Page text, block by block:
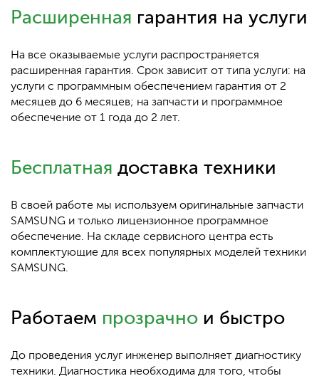
Расширенная гарантия на услуги
На все оказываемые услуги распространяется
расширенная гарантия. Срок зависит от типа услуги: на
услуги с программным обеспечением гарантия от 2
месяцев до 6 месяцев; на запчасти и программное
обеспечение от 1 года до 2 лет.
Бесплатная доставка техники
В своей работе мы используем оригинальные запчасти
SAMSUNG и только лицензионное программное
обеспечение. На складе сервисного центра есть
комплектующие для всех популярных моделей техники
SAMSUNG.
Работаем прозрачно и быстро
До проведения услуг инженер выполняет диагностику
техники. Диагностика необходима для того, чтобы